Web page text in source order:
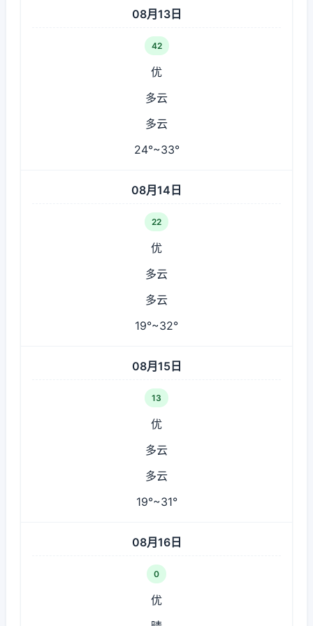
08月13日
42
优
多云
多云
24°~33°
08月14日
22
优
多云
多云
19°~32°
08月15日
13
优
多云
多云
19°~31°
08月16日
0
优